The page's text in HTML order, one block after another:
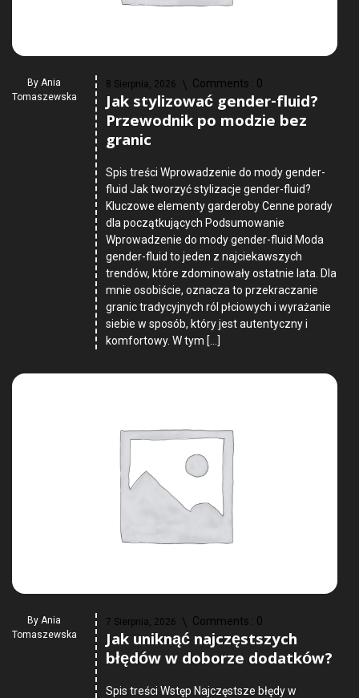
By Ania
Tomaszewska
8 Sierpnia, 2026 Comments : 0
Jak stylizować gender-fluid?
Przewodnik po modzie bez
granic
Spis treści Wprowadzenie do mody gender-
fluid Jak tworzyć stylizacje gender-fluid?
Kluczowe elementy garderoby Cenne porady
dla początkujących Podsumowanie
Wprowadzenie do mody gender-fluid Moda
gender-fluid to jeden z najciekawszych
trendów, które zdominowały ostatnie lata. Dla
mnie osobiście, oznacza to przekraczanie
granic tradycyjnych ról płciowych i wyrażanie
siebie w sposób, który jest autentyczny i
komfortowy. W tym […]
By Ania
Tomaszewska
7 Sierpnia, 2026 Comments : 0
Jak uniknąć najczęstszych
błędów w doborze dodatków?
Spis treści Wstęp Najczęstsze błędy w